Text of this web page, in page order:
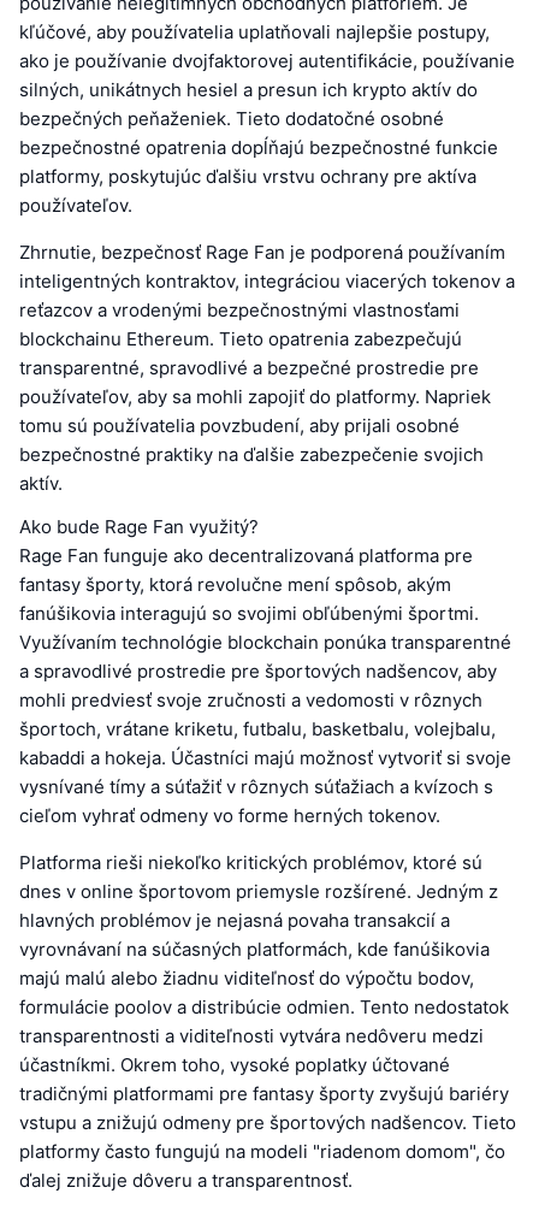
kľúčové, aby používatelia uplatňovali najlepšie postupy,
ako je používanie dvojfaktorovej autentifikácie, používanie
silných, unikátnych hesiel a presun ich krypto aktív do
bezpečných peňaženiek. Tieto dodatočné osobné
bezpečnostné opatrenia dopĺňajú bezpečnostné funkcie
platformy, poskytujúc ďalšiu vrstvu ochrany pre aktíva
používateľov.
Zhrnutie, bezpečnosť Rage Fan je podporená používaním
inteligentných kontraktov, integráciou viacerých tokenov a
reťazcov a vrodenými bezpečnostnými vlastnosťami
blockchainu Ethereum. Tieto opatrenia zabezpečujú
transparentné, spravodlivé a bezpečné prostredie pre
používateľov, aby sa mohli zapojiť do platformy. Napriek
tomu sú používatelia povzbudení, aby prijali osobné
bezpečnostné praktiky na ďalšie zabezpečenie svojich
aktív.
Ako bude Rage Fan využitý?
Rage Fan funguje ako decentralizovaná platforma pre
fantasy športy, ktorá revolučne mení spôsob, akým
fanúšikovia interagujú so svojimi obľúbenými športmi.
Využívaním technológie blockchain ponúka transparentné
a spravodlivé prostredie pre športových nadšencov, aby
mohli predviesť svoje zručnosti a vedomosti v rôznych
športoch, vrátane kriketu, futbalu, basketbalu, volejbalu,
kabaddi a hokeja. Účastníci majú možnosť vytvoriť si svoje
vysnívané tímy a súťažiť v rôznych súťažiach a kvízoch s
cieľom vyhrať odmeny vo forme herných tokenov.
Platforma rieši niekoľko kritických problémov, ktoré sú
dnes v online športovom priemysle rozšírené. Jedným z
hlavných problémov je nejasná povaha transakcií a
vyrovnávaní na súčasných platformách, kde fanúšikovia
majú malú alebo žiadnu viditeľnosť do výpočtu bodov,
formulácie poolov a distribúcie odmien. Tento nedostatok
transparentnosti a viditeľnosti vytvára nedôveru medzi
účastníkmi. Okrem toho, vysoké poplatky účtované
tradičnými platformami pre fantasy športy zvyšujú bariéry
vstupu a znižujú odmeny pre športových nadšencov. Tieto
platformy často fungujú na modeli "riadenom domom", čo
ďalej znižuje dôveru a transparentnosť.